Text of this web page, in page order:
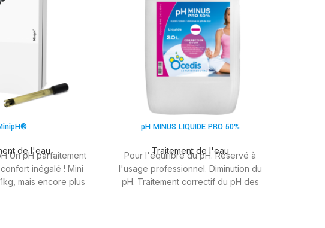
de l'eau
Un pH parfaitement
inégalé ! Mini
mais encore plus
pH MINUS LIQUIDE PRO 50%
Traitement de l'eau
Pour l'équilibre du pH. Réservé à
l'usage professionnel. Diminution du
pH. Traitement correctif du pH des